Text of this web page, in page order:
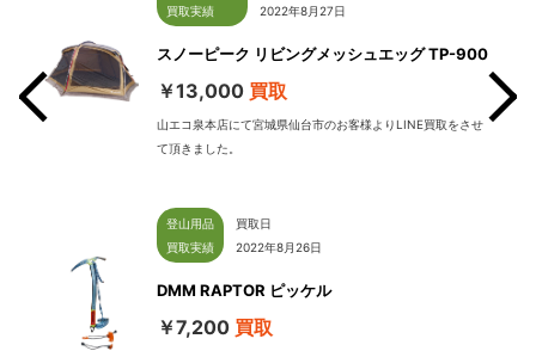
買取実績
2022年8月27日
スノーピーク リビングメッシュエッグ TP-900
￥13,000 買取
山エコ泉本店にて宮城県仙台市のお客様よりLINE買取をさせ
て頂きました。
登山用品
買取実績
買取日
2022年8月26日
DMM RAPTOR ピッケル
￥7,200 買取